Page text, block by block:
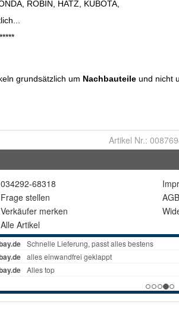
Artikel Nr.:
034292-68318
Frage stellen
Verkäufer merken
Alle Artikel
AGB